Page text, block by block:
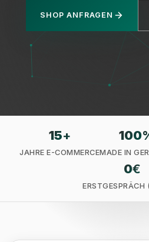
SHOP ANFRAGEN
15+
JAHRE E-COMMERCE
100
MADE IN
0€
ERSTGESPRÄCH